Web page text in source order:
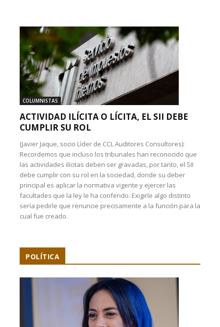
COLUMNISTAS
ACTIVIDAD ILÍCITA O LÍCITA, EL SII DEBE
CUMPLIR SU ROL
(Javier Jaque, socio Líder de CCL Auditores Consultores):
Recordemos que incluso los tribunales han reconocido que
las actividades ilícitas deben ser gravadas, por tanto, el SII
debe cumplir con su rol en la sociedad, donde su deber
principal es aplicar la normativa vigente y ejercer las
facultades que la ley le ha conferido. Exigirle algo distinto
sería pedirle que renuncie precisamente a la función para la
cual fue creado.
POLÍTICA